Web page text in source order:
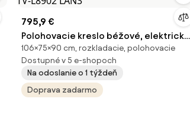
795,9 €
Polohovacie kreslo béžové, elektrické
TV-L8902 LAN3
106×75×90 cm, rozkladacie, polohovacie
Dostupné v 5 e-shopoch
Na odoslanie o 1 týždeň
Doprava zadarmo